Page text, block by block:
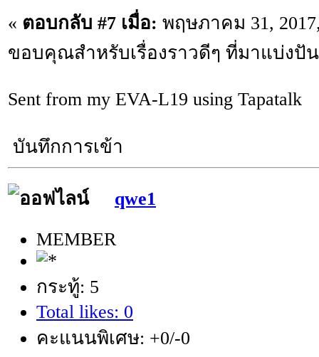
« ตอบกลับ #7 เมื่อ: พฤษภาคม 31,
ขอบคุณสำหรับเรื่องราวดีๆ ที่มาแบ่งปั
Sent from my EVA-L19 using Tapatalk
บันทึกการเข้า
qwe1
MEMBER
กระทู้: 5
Total likes: 0
คะแนนพิเศษ: +0/-0